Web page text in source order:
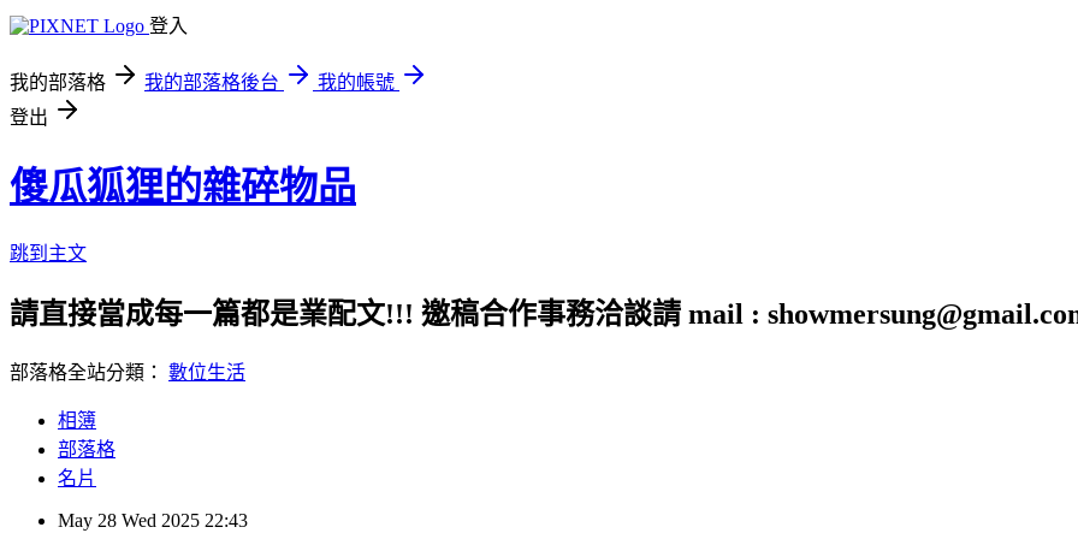
登入
我的部落格 我的部落格後台
我的帳號
登出
傻瓜狐狸的雜碎物品
跳到主文
請直接當成每一篇都是業配文!!! 邀稿合作事務洽談請 mail :
部落格全站分類： 數位生活
相簿
部落格
名片
May 28 Wed 2025 22:43